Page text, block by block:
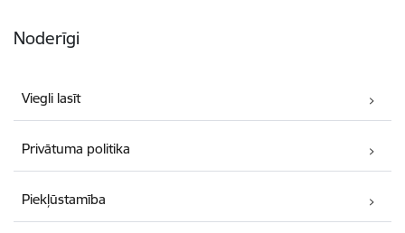
Noderīgi
Viegli lasīt
Privātuma politika
Piekļūstamība